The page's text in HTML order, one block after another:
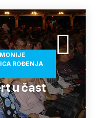
ROĐENJA
u čast